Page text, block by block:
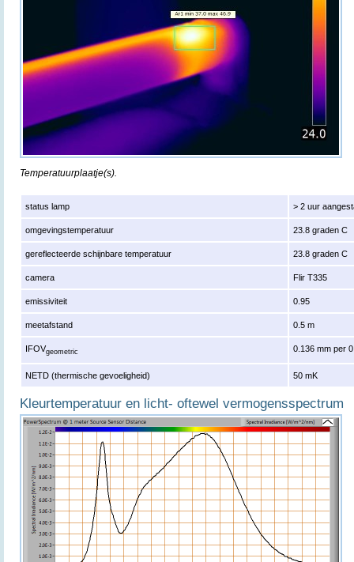
Temperatuurplaatje(s).
status lamp > 2 uur
omgevingstemperatuur 23.8 graden C
gereflecteerde schijnbare temperatuur 23.8 graden C
camera Flir T335
emissiviteit 0.95
meetafstand 0.5 m
IFOVgeometric 0.136 mm per
NETD (thermische gevoeligheid) 50 mK
Kleurtemperatuur en licht- oftewel vermogensspectrum